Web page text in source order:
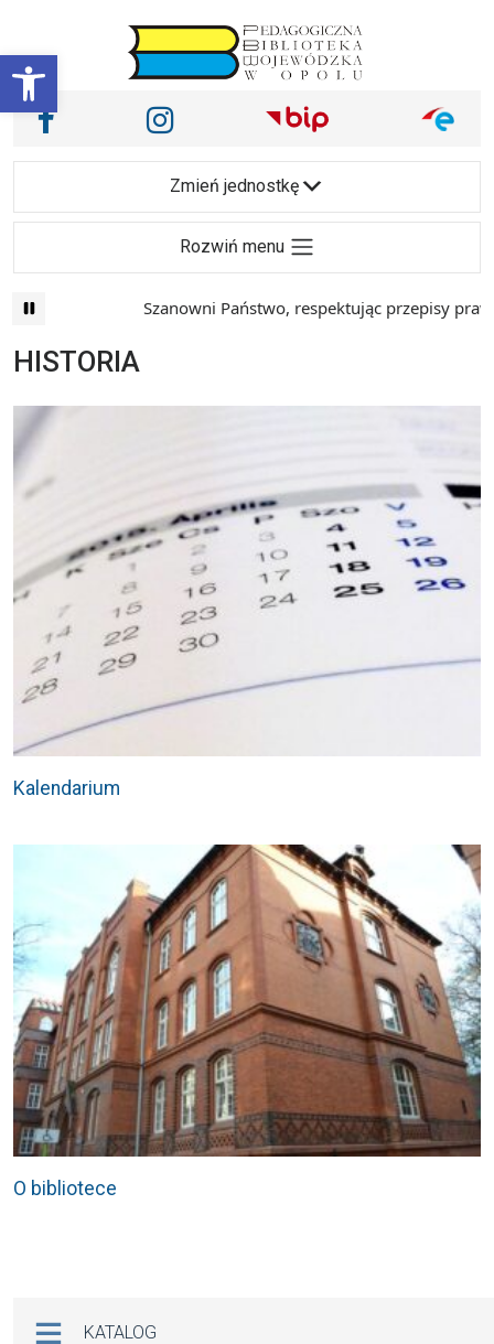
Otwórz pasek narzędzi
Main Navigation
Nasze media społecznościowe i inne
Facebook Instagram
Zmień jednostkę
Rozwiń menu
Szanowni Państwo, respektując przepisy prawa
HISTORIA
Kalendarium
O bibliotece
KATALOG